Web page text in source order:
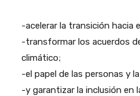
-acelerar la transición hacia
-transformar los acuerdos
climático;
-el papel de las personas y
-y garantizar la inclusión en